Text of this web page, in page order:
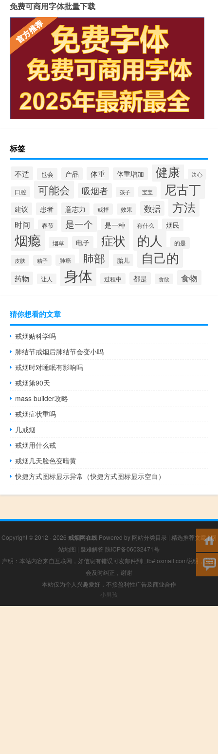
免费可商用字体批量下载
标签
不适 也会 产品 体重 体重增加 健康 决心
口腔 可能会 吸烟者 孩子 宝宝 尼古丁
建议 患者 意志力 戒掉 效果 数据 方法
时间 春节 是一个 是一种 有什么 烟民
烟瘾 烟草 电子 症状 的人 的是
皮肤 精子 肺癌 肺部 胎儿 自己的
药物 让人 身体 过程中 都是 食欲 食物
猜你想看的文章
戒烟贴科学吗
肺结节戒烟后肺结节会变小吗
戒烟时对睡眠有影响吗
戒烟第90天
mass builder攻略
戒烟症状重吗
几戒烟
戒烟用什么戒
戒烟几天脸色变暗黄
快捷方式图标显示异常（快捷方式图标显示空白）
Copyright © 2012 - 2026 戒烟网在线 Powered by 网站分类目录 | 精选推荐文章|网
站地图 | 疑难解答 陕ICP备06032471号
声明：本站内容来自互联网，如信息有错误可发邮件到f_fb#foxmail.com说明，我们
会及时纠正，谢谢
本站仅为个人兴趣爱好，不接盈利性广告及商业合作
小男孩